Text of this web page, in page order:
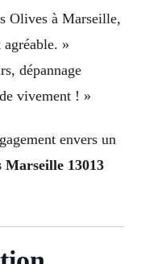
Olives à Marseille,
»
dépannage
vivement ! »
envers un
13013